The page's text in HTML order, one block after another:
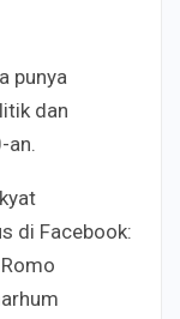
punya
dan
an.
di Facebook: